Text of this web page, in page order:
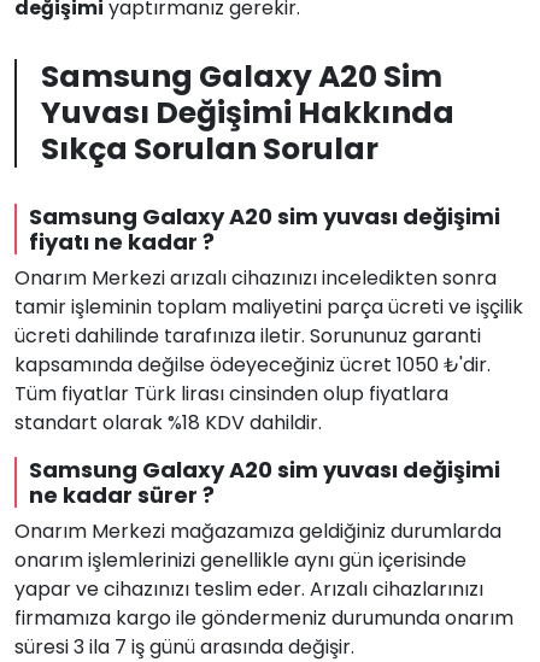
değişimi yaptırmanız gerekir.
Samsung Galaxy A20 Sim
Yuvası Değişimi Hakkında
Sıkça Sorulan Sorular
Samsung Galaxy A20 sim yuvası değişimi
fiyatı ne kadar ?
Onarım Merkezi arızalı cihazınızı inceledikten sonra
tamir işleminin toplam maliyetini parça ücreti ve işçilik
ücreti dahilinde tarafınıza iletir. Sorununuz garanti
kapsamında değilse ödeyeceğiniz ücret 1050 ₺'dir.
Tüm fiyatlar Türk lirası cinsinden olup fiyatlara
standart olarak %18 KDV dahildir.
Samsung Galaxy A20 sim yuvası değişimi
ne kadar sürer ?
Onarım Merkezi mağazamıza geldiğiniz durumlarda
onarım işlemlerinizi genellikle aynı gün içerisinde
yapar ve cihazınızı teslim eder. Arızalı cihazlarınızı
firmamıza kargo ile göndermeniz durumunda onarım
süresi 3 ila 7 iş günü arasında değişir.